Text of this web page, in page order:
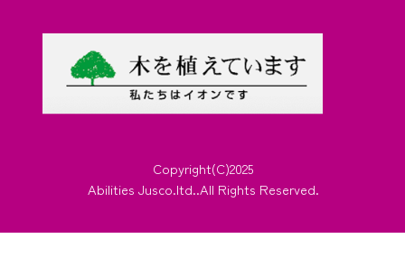
Copyright(C)2025
Abilities Jusco.ltd..All Rights Reserved.